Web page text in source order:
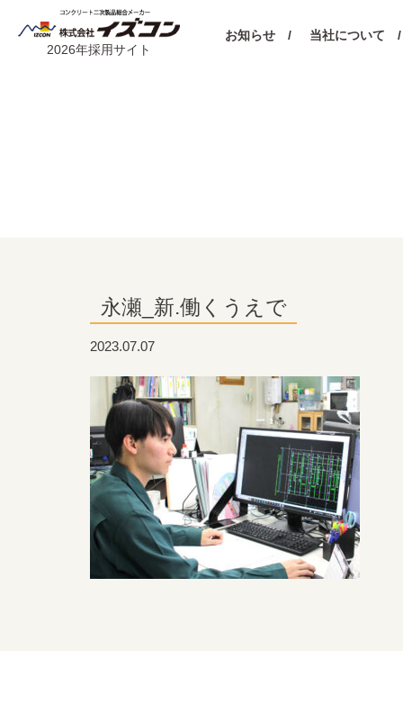
2026年採用サイト
お知らせ / 当社について /
永瀬_新.働くうえで
2023.07.07